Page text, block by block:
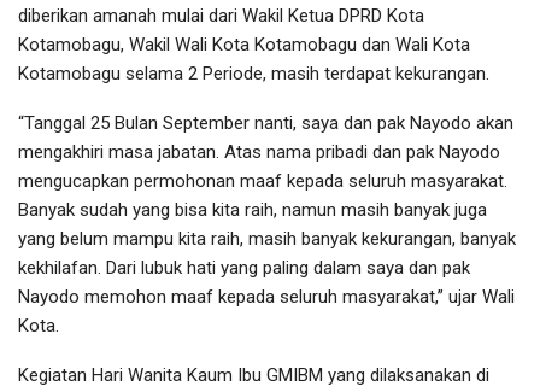
diberikan amanah mulai dari Wakil Ketua DPRD Kota
Kotamobagu, Wakil Wali Kota Kotamobagu dan Wali Kota
Kotamobagu selama 2 Periode, masih terdapat kekurangan.
“Tanggal 25 Bulan September nanti, saya dan pak Nayodo akan
mengakhiri masa jabatan. Atas nama pribadi dan pak Nayodo
mengucapkan permohonan maaf kepada seluruh masyarakat.
Banyak sudah yang bisa kita raih, namun masih banyak juga
yang belum mampu kita raih, masih banyak kekurangan, banyak
kekhilafan. Dari lubuk hati yang paling dalam saya dan pak
Nayodo memohon maaf kepada seluruh masyarakat,” ujar Wali
Kota.
Kegiatan Hari Wanita Kaum Ibu GMIBM yang dilaksanakan di